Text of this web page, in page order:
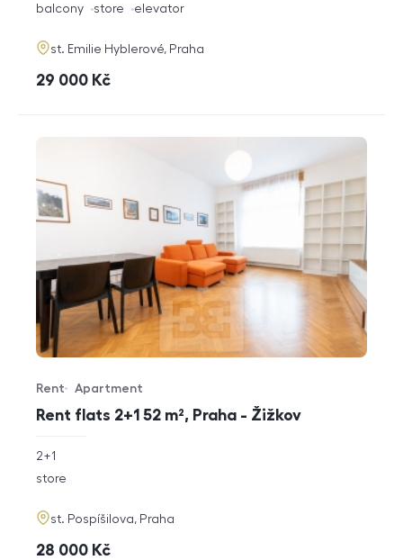
funkce
balcony store elevator
adresa
st. Emilie Hyblerové, Praha
cena
29 000 Kč
Rent flats 2+1 52 m², Praha - Žižkov
Offer type
Rent
Property type
Apartment
rozměry
2+1
funkce
store
adresa
st. Pospíšilova, Praha
cena
28 000 Kč